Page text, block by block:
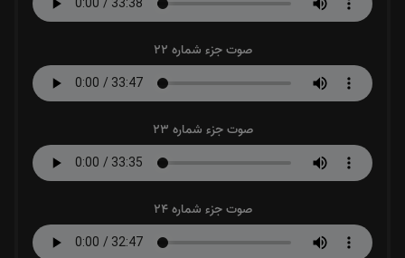
صوت جزء شماره 22
صوت جزء شماره 23
صوت جزء شماره 24